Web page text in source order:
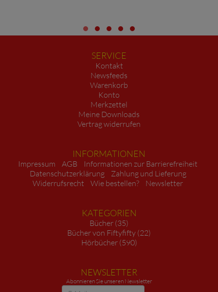
SERVICE
Kontakt
Newsfeeds
Warenkorb
Konto
Merkzettel
Meine Downloads
Vertrag widerrufen
INFORMATIONEN
Impressum AGB
Informationen zur Barrierefreiheit
Datenschutzerklärung
Zahlung und Lieferung
Widerrufsrecht
Wie bestellen? Newsletter
KATEGORIEN
Bücher (35)
Bücher von Fiftyfifty (22)
Hörbücher (590)
NEWSLETTER
Abonnieren Sie unseren Newsletter
Newsletter